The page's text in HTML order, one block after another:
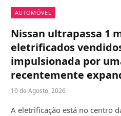
AUTOMÓVEL
Nissan ultrapassa 1
eletrificados
impulsionada por
recentemente
10 de Agosto, 2026
A eletrificação está no centro